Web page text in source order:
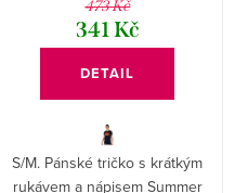
473 Kč
341 Kč
DETAIL
S/M. Pánské tričko s krátkým
rukávem a nápisem Summer